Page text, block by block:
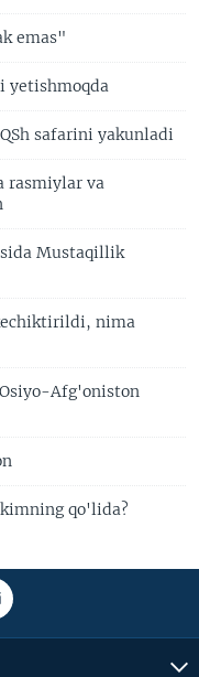
emas"
yetishmoqda
safarini yakunladi
rasmiylar va
Mustaqillik
nima
Afg'oniston
qo'lida?